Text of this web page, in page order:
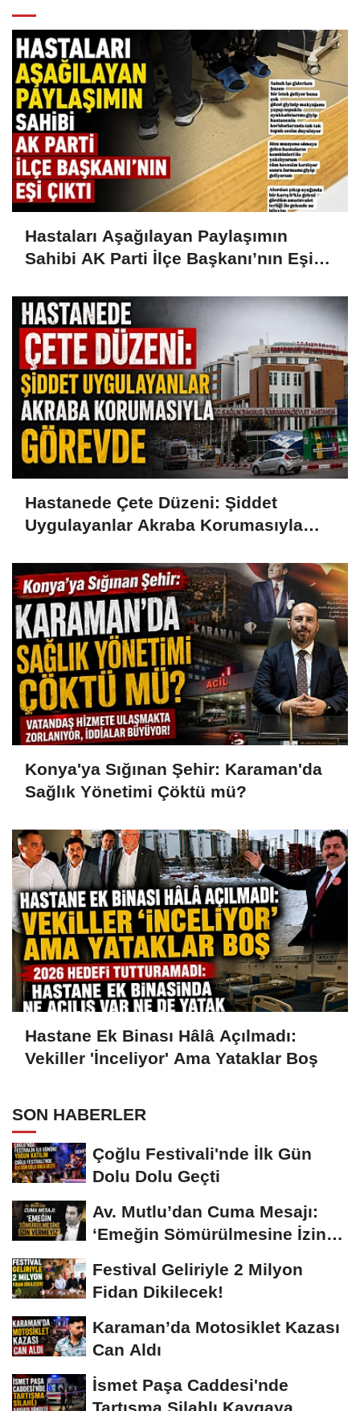
Hastaları Aşağılayan Paylaşımın
Sahibi AK Parti İlçe Başkanı’nın Eşi
Hastanede Çete Düzeni: Şiddet
Uygulayanlar Akraba Korumasıyla
Konya'ya Sığınan Şehir: Karaman'da
Sağlık Yönetimi Çöktü mü?
Hastane Ek Binası Hâlâ Açılmadı:
Vekiller 'İnceliyor' Ama Yataklar Boş
SON HABERLER
Çoğlu Festivali'nde İlk Gün
Dolu Dolu Geçti
Av. Mutlu’dan Cuma Mesajı:
‘Emeğin Sömürülmesine İzin
Festival Geliriyle 2 Milyon
Fidan Dikilecek!
Karaman’da Motosiklet Kazası
Can Aldı
İsmet Paşa Caddesi'nde